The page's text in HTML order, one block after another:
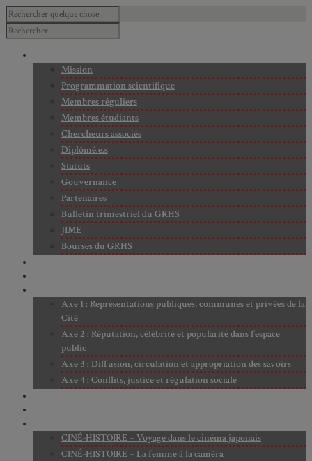
Mission
Programmation scientifique
Membres réguliers
Membres étudiants
Chercheurs associés
Diplômé.e.s
Statuts
Gouvernance
Partenaires
Bulletin trimestriel du GRHS
JIME
Bourses du GRHS
Axe 1 : Représentations publiques, communes et privées de la
Cité
Axe 2 : Réputation, célébrité et popularité dans l’espace
public
Axe 3 : Diffusion, circulation et appropriation des savoirs
Axe 4 : Conflits, justice et régulation sociale
CINÉ-HISTOIRE – Voyage dans le cinéma japonais
CINÉ-HISTOIRE – La femme à la caméra